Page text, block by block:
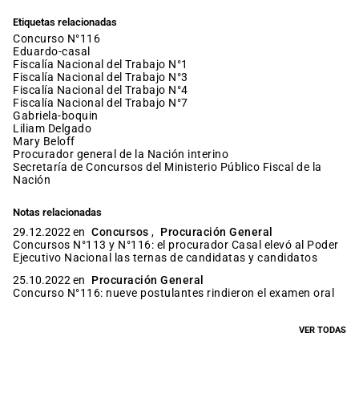
Etiquetas relacionadas
Concurso N°116
eduardo-casal
Fiscalía Nacional del Trabajo N°1
Fiscalía Nacional del Trabajo N°3
Fiscalía Nacional del Trabajo N°4
Fiscalía Nacional del Trabajo N°7
gabriela-boquin
Liliam Delgado
Mary Beloff
procurador general de la Nación interino
Secretaría de Concursos del Ministerio Público Fiscal de la
Nación
Notas relacionadas
29.12.2022 en Concursos , Procuración General
Concursos N°113 y N°116: el procurador Casal elevó al Poder
Ejecutivo Nacional las ternas de candidatas y candidatos
25.10.2022 en
Procuración General
Concurso N°116: nueve postulantes rindieron el examen oral
VER TODAS